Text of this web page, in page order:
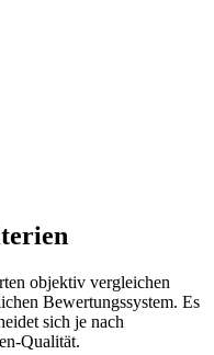
objektiv vergleichen
Bewertungssystem. Es
sich je nach
Qualität.